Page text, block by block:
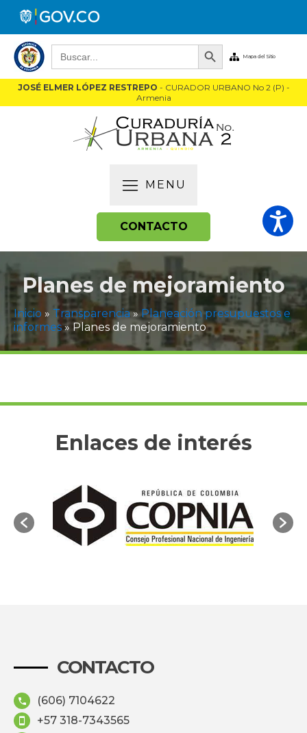
Buscar: Botón de búsqueda
Mapa del Sitio
JOSÉ ELMER LÓPEZ RESTREPO - CURADOR URBANO No 2 (P) -
Armenia
MENU
CONTACTO
Planes de mejoramiento
Inicio » Transparencia»Planeación presupuestos e
informes» Planes de mejoramiento
Enlaces de interés
CONTACTO
(606) 7104622
+57 318-7343565